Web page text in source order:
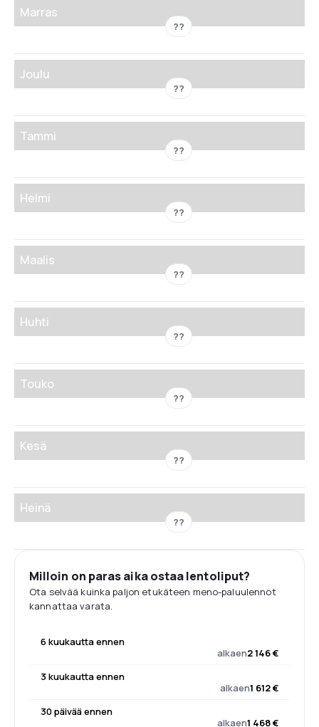
Marras
??
Joulu
??
Tammi
??
Helmi
??
Maalis
??
Huhti
??
Touko
??
Kesä
??
Heinä
??
Milloin on paras aika ostaa lentoliput?
Ota selvää kuinka paljon etukäteen meno-paluulennot
kannattaa varata.
6 kuukautta ennen
alkaen2 146 €
3 kuukautta ennen
alkaen1 612 €
30 päivää ennen
alkaen1 468 €